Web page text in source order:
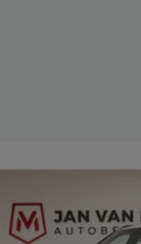
deze auto